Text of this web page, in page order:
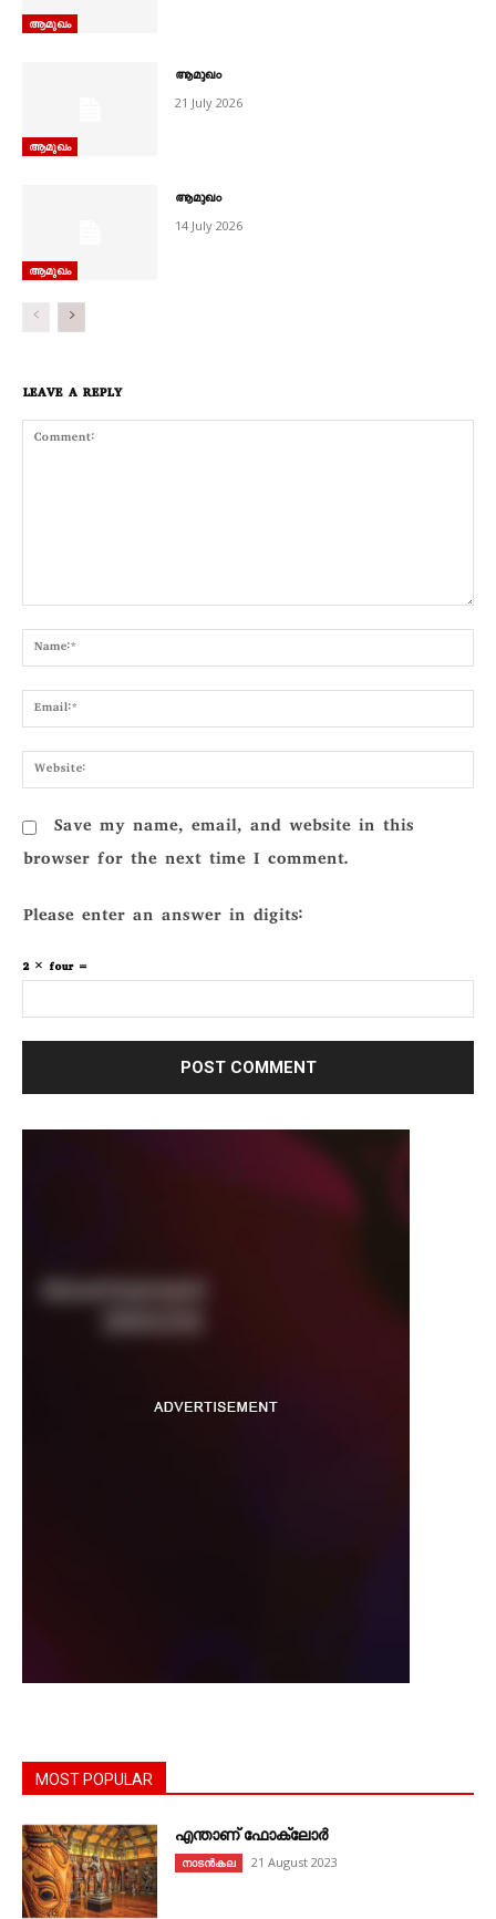
ആമുഖം
ആമുഖം
ആമുഖം
21 July 2026
ആമുഖം
ആമുഖം
14 July 2026
LEAVE A REPLY
Save my name, email, and website in this
browser for the next time I comment.
Please enter an answer in digits:
2 × four =
MOST POPULAR
എന്താണ്‌ ഫോക്‌ലോർ
നാടൻകല 21 August 2023